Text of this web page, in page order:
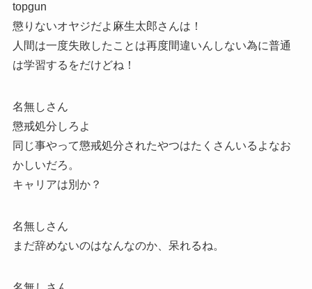
topgun
懲りないオヤジだよ麻生太郎さんは！
人間は一度失敗したことは再度間違いんしない為に普通
は学習するをだけどね！
名無しさん
懲戒処分しろよ
同じ事やって懲戒処分されたやつはたくさんいるよなお
かしいだろ。
キャリアは別か？
名無しさん
まだ辞めないのはなんなのか、呆れるね。